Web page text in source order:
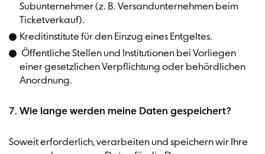
Subunternehmer (z. B. Versandunternehmen beim
Ticketverkauf).
Kreditinstitute für den Einzug eines Entgeltes.
Öffentliche Stellen und Institutionen bei Vorliegen
einer gesetzlichen Verpflichtung oder behördlichen
Anordnung.
7. Wie lange werden meine Daten gespeichert?
Soweit erforderlich, verarbeiten und speichern wir Ihre